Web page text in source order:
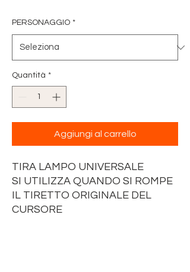
PERSONAGGIO *
Quantità *
Aggiungi al carrello
TIRA LAMPO UNIVERSALE
SI UTILIZZA QUANDO SI ROMPE
IL TIRETTO ORIGINALE DEL
CURSORE